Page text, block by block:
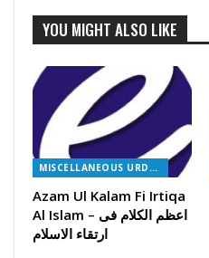
YOU MIGHT ALSO LIKE
MISCELLANEOUS URDU BOOKS
Azam Ul Kalam Fi Irtiqa
Al Islam – اعظم الکلام فی
ارتقاء الاسلام